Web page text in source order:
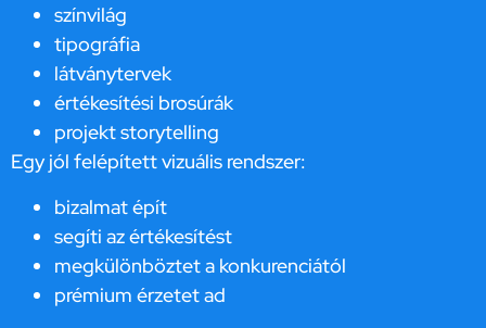
színvilág
tipográfia
látványtervek
értékesítési brosúrák
projekt storytelling
Egy jól felépített vizuális rendszer:
bizalmat épít
segíti az értékesítést
megkülönböztet a konkurenciától
prémium érzetet ad